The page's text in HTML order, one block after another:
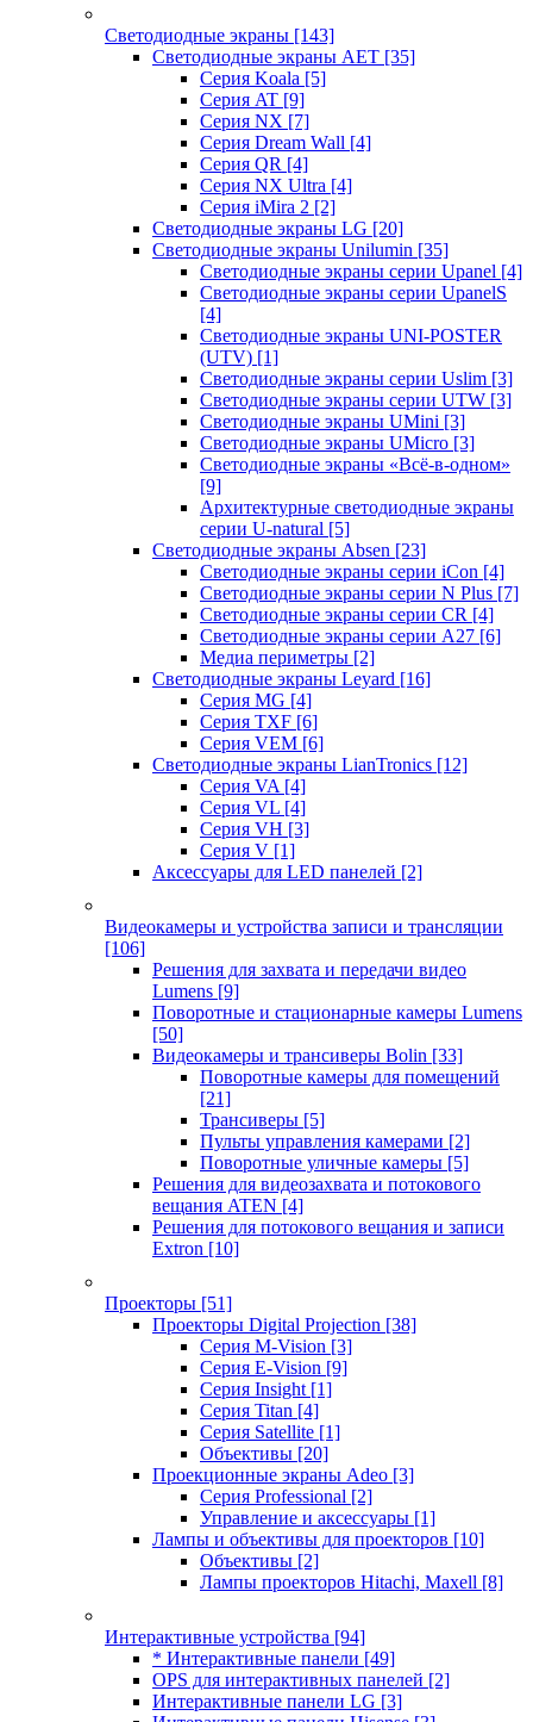
Светодиодные экраны [143]
Светодиодные экраны AET [35]
Cерия Koala [5]
Серия AT [9]
Серия NX [7]
Серия Dream Wall [4]
Серия QR [4]
Серия NX Ultra [4]
Серия iMira 2 [2]
Светодиодные экраны LG [20]
Светодиодные экраны Unilumin [35]
Светодиодные экраны серии Upanel [4]
Светодиодные экраны серии UpanelS
[4]
Светодиодные экраны UNI-POSTER
(UTV) [1]
Светодиодные экраны серии Uslim [3]
Светодиодные экраны серии UTW [3]
Светодиодные экраны UMini [3]
Светодиодные экраны UMicro [3]
Светодиодные экраны «Всё-в-одном»
[9]
Архитектурные светодиодные экраны
серии U-natural [5]
Светодиодные экраны Absen [23]
Светодиодные экраны серии iCon [4]
Светодиодные экраны серии N Plus [7]
Светодиодные экраны серии CR [4]
Светодиодные экраны серии А27 [6]
Медиа периметры [2]
Светодиодные экраны Leyard [16]
Серия MG [4]
Серия TXF [6]
Серия VEM [6]
Светодиодные экраны LianTronics [12]
Серия VA [4]
Серия VL [4]
Серия VH [3]
Серия V [1]
Аксессуары для LED панелей [2]
Видеокамеры и устройства записи и трансляции
[106]
Решения для захвата и передачи видео
Lumens [9]
Поворотные и стационарные камеры Lumens
[50]
Видеокамеры и трансиверы Bolin [33]
Поворотные камеры для помещений
[21]
Трансиверы [5]
Пульты управления камерами [2]
Поворотные уличные камеры [5]
Решения для видеозахвата и потокового
вещания ATEN [4]
Решения для потокового вещания и записи
Extron [10]
Проекторы [51]
Проекторы Digital Projection [38]
Серия M-Vision [3]
Серия E-Vision [9]
Серия Insight [1]
Серия Titan [4]
Серия Satellite [1]
Объективы [20]
Проекционные экраны Adeo [3]
Серия Professional [2]
Управление и аксессуары [1]
Лампы и объективы для проекторов [10]
Объективы [2]
Лампы проекторов Hitachi, Maxell [8]
Интерактивные устройства [94]
* Интерактивные панели [49]
OPS для интерактивных панелей [2]
Интерактивные панели LG [3]